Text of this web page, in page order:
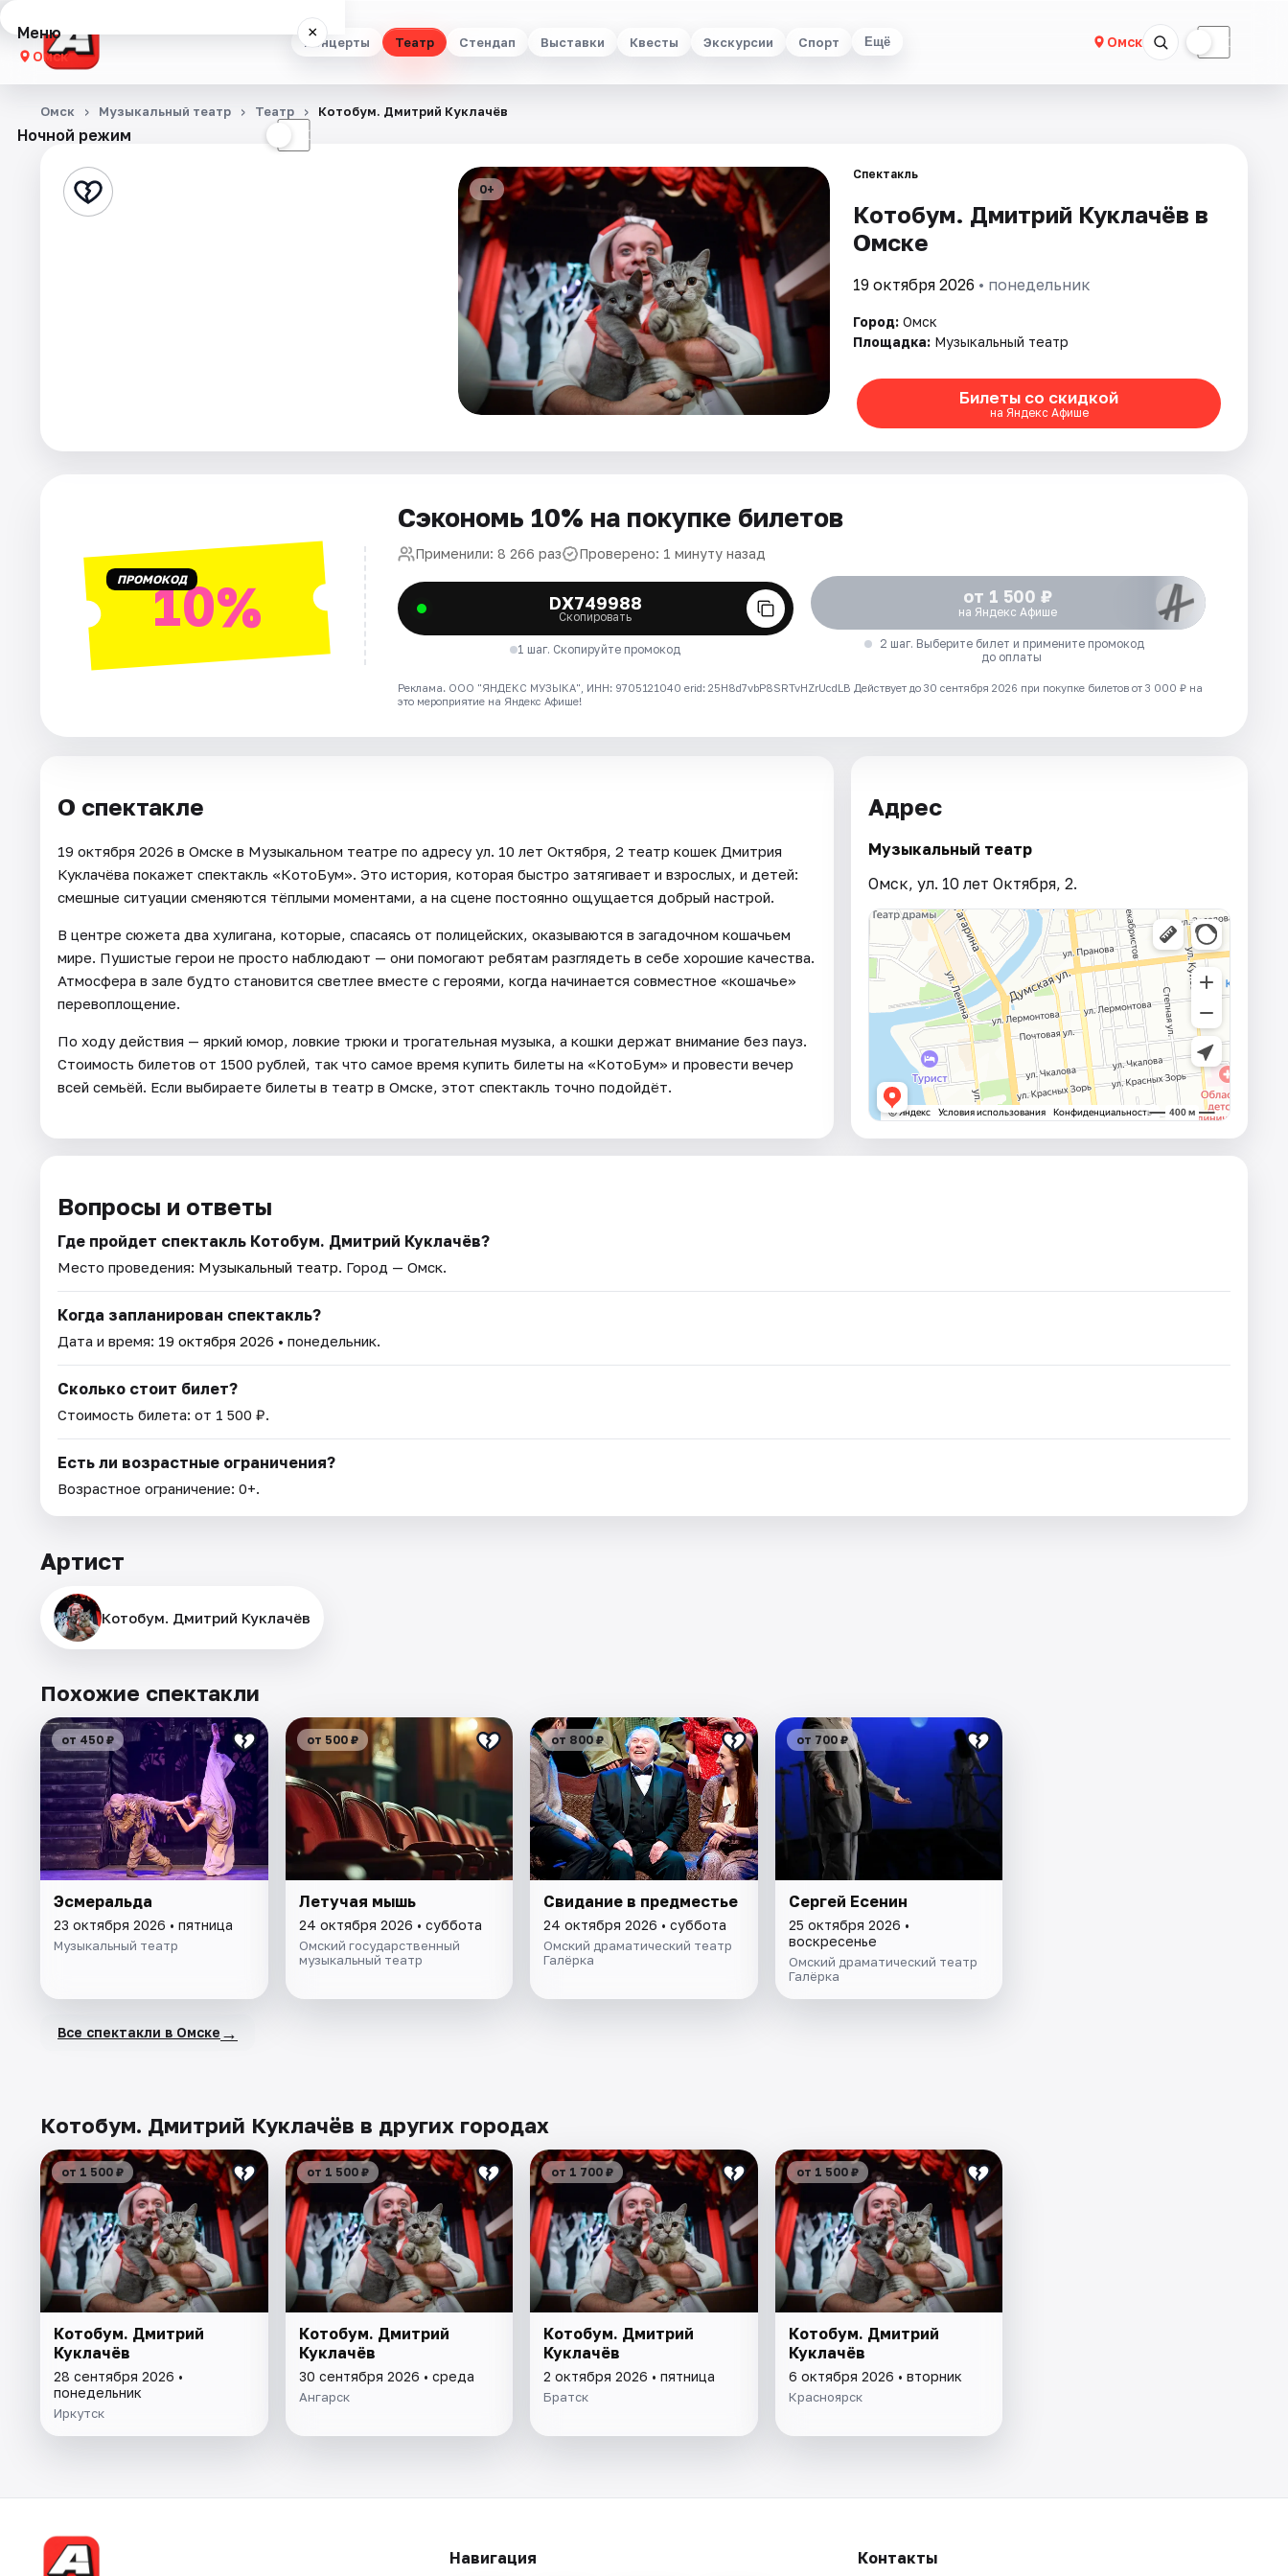
Концерты Театр Стендап Выставки Квесты Экскурсии Спорт Ещё Омск ☾
Меню ×
Омск
Концерты
Стендап
Артисты
Ночной режим ☾
Омск Музыкальный театр Театр Котобум. Дмитрий Куклачёв
0+
Спектакль
Котобум. Дмитрий Куклачёв в
Омске
19 октября 2026 • понедельник
Город: Омск
Площадка: Музыкальный театр
Билеты со скидкой
на Яндекс Афише
ПРОМОКОД10%
Сэкономь 10% на покупке билетов
Применили: 8 266 раз Проверено: 1 минуту назад
DX749988
Скопировать
1 шаг. Скопируйте промокод
от 1 500 ₽
на Яндекс Афише
2 шаг. Выберите билет и примените промокод
до оплаты
Реклама. ООО "ЯНДЕКС МУЗЫКА", ИНН: 9705121040 erid: 25H8d7vbP8SRTvHZrUcdLB Действует до 30 сентября 2026 при покупке билетов от 3 000 ₽ на
это мероприятие на Яндекс Афише!
О спектакле
19 октября 2026 в Омске в Музыкальном театре по адресу ул. 10 лет Октября, 2 театр кошек Дмитрия
Куклачёва покажет спектакль «КотоБум». Это история, которая быстро затягивает и взрослых, и детей:
смешные ситуации сменяются тёплыми моментами, а на сцене постоянно ощущается добрый настрой.
В центре сюжета два хулигана, которые, спасаясь от полицейских, оказываются в загадочном кошачьем
мире. Пушистые герои не просто наблюдают — они помогают ребятам разглядеть в себе хорошие качества.
Атмосфера в зале будто становится светлее вместе с героями, когда начинается совместное «кошачье»
перевоплощение.
По ходу действия — яркий юмор, ловкие трюки и трогательная музыка, а кошки держат внимание без пауз.
Стоимость билетов от 1500 рублей, так что самое время купить билеты на «КотоБум» и провести вечер
всей семьёй. Если выбираете билеты в театр в Омске, этот спектакль точно подойдёт.
Адрес
Музыкальный театр
Омск, ул. 10 лет Октября, 2.
Вопросы и ответы
Где пройдет спектакль Котобум. Дмитрий Куклачёв?
Место проведения: Музыкальный театр. Город — Омск.
Когда запланирован спектакль?
Дата и время: 19 октября 2026 • понедельник.
Сколько стоит билет?
Стоимость билета: от 1 500 ₽.
Есть ли возрастные ограничения?
Возрастное ограничение: 0+.
Артист
Котобум. Дмитрий Куклачёв
Похожие спектакли
от 450 ₽
Эсмеральда
23 октября 2026 • пятница
Музыкальный театр
от 500 ₽
Летучая мышь
24 октября 2026 • суббота
Омский государственный
музыкальный театр
от 800 ₽
Свидание в предместье
24 октября 2026 • суббота
Омский драматический театр
Галёрка
от 700 ₽
Сергей Есенин
25 октября 2026 •
воскресенье
Омский драматический театр
Галёрка
Все спектакли в Омске →
Котобум. Дмитрий Куклачёв в других городах
от 1 500 ₽
Котобум. Дмитрий
Куклачёв
28 сентября 2026 •
понедельник
Иркутск
от 1 500 ₽
Котобум. Дмитрий
Куклачёв
30 сентября 2026 • среда
Ангарск
от 1 700 ₽
Котобум. Дмитрий
Куклачёв
2 октября 2026 • пятница
Братск
от 1 500 ₽
Котобум. Дмитрий
Куклачёв
6 октября 2026 • вторник
Красноярск
Навигация Контакты